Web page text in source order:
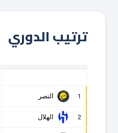
ترتيب الدوري
1 النصر
2 الهلال